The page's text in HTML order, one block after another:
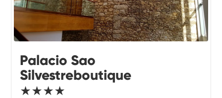
Palacio Sao
Silvestreboutique
★★★★